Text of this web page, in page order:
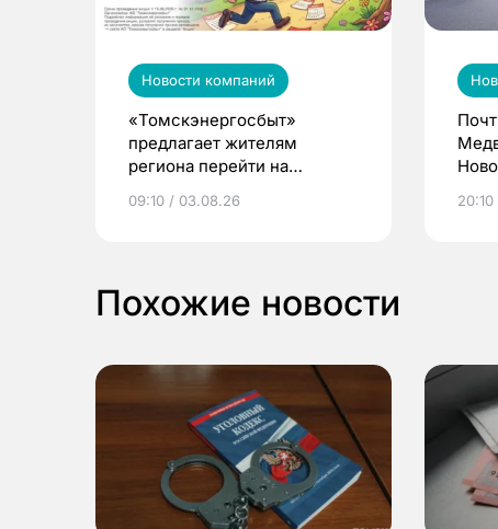
Новости компаний
«Томскэнергосбыт»
предлагает жителям
региона перейти на
выиграть призы
09:10 / 03.08.26
Похожие новости